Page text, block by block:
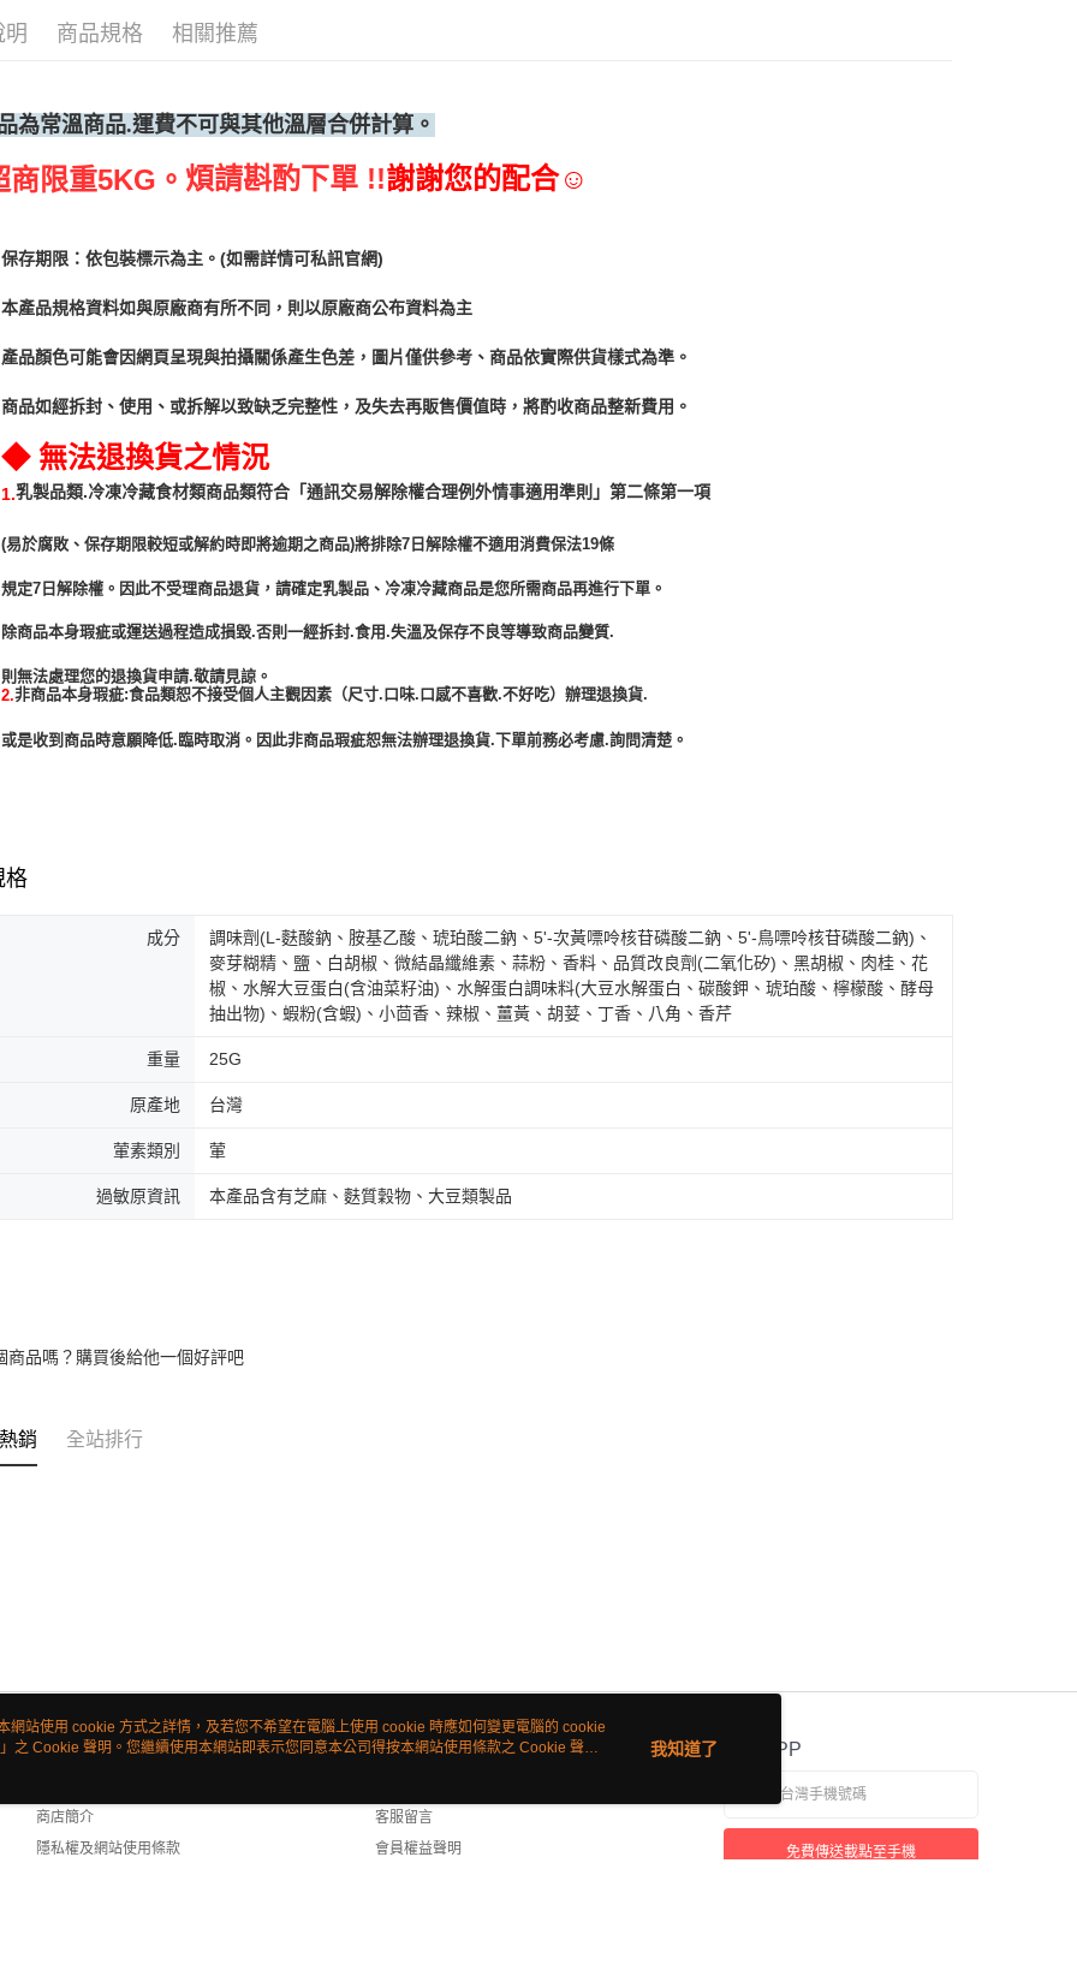
明 商品規格 相關推薦
為常溫商品.運費不可與其他溫層合併計算。
商限重5KG。 煩請斟酌下單 !!謝謝您的配合☺
保存期限：依包裝標示為主。(如需詳情可私訊官網)
本產品規格資料如與原廠商有所不同，則以原廠商公布資料為主
產品顏色可能會因網頁呈現與拍攝關係產生色差，圖片僅供參考、商品依實際供貨樣式為準。
商品如經拆封、使用、或拆解以致缺乏完整性，及失去再販售價值時，將酌收商品整﻿新費用。
◆ 無法退換貨之情況
1.乳製品類.冷凍冷藏食材類商品類符合 「通訊交易解除權合理例外情事適用準則」第二條第一項
(易於腐敗、保存期限較短或解約時即將逾期之商品)將排除7日解除權不適用消費保法19條
規定7日解除權。因此不受理商品退貨，請確定乳製品、冷凍冷藏商品是您所需商品再進行下單。
除商品本身瑕疵或運送過程造成損毀.否則一經拆封.食用.失溫及保存不良等導致商品變質.
2.非商品本身瑕疵:食品類恕不接受個人主觀因素（尺寸.口味.口感不喜歡.不好吃）辦理退換貨.
或是收到商品時意願降低.臨時取消。因此非商品瑕疵恕無法辦理退換貨.下單前務必考慮.詢問清楚。
格
成分
調味劑(L-麩酸鈉、胺基乙酸、琥珀酸二鈉、5'-次黃嘌呤核苷磷酸二鈉、5'-鳥嘌呤核苷磷酸二鈉)、
麥芽糊精、鹽、白胡椒、微結晶纖維素、蒜粉、香料、品質改良劑(二氧化矽)、黑胡椒、肉桂、花
椒、水解大豆蛋白(含油菜籽油)、水解蛋白調味料(大豆水解蛋白、碳酸鉀、琥珀酸、檸檬酸、酵母
抽出物)、蝦粉(含蝦)、小茴香、辣椒、薑黃、胡荽、丁香、八角、香芹
重量 25G
原產地 台灣
葷素類別 葷
過敏原資訊 本產品含有芝麻、麩質穀物、大豆類製品
商品嗎？購買後給他一個好評吧
銷 全站排行
關於我們
商店簡介
隱私權及網站使用條款
客服資訊
客服留言
會員權益聲明
官方APP
免費傳送載點至手機
網站使用 cookie 方式之詳情，及若您不希望在電腦上使用 cookie 時應如何變更電腦的 cookie
」之 Cookie 聲明。您繼續使用本網站即表示您同意本公司得按本網站使用條款之 Cookie 聲明
我知道了